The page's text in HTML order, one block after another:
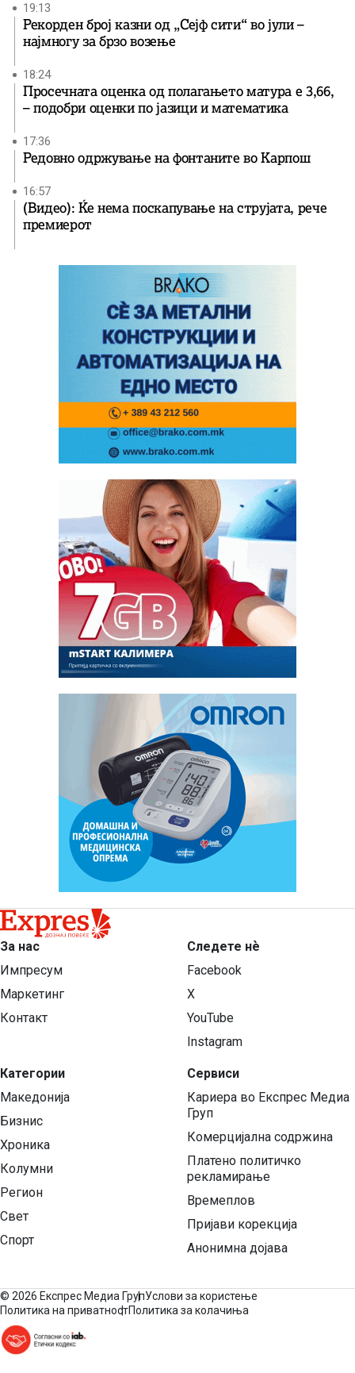
19:13
Рекорден број казни од „Сејф сити“ во јули –
најмногу за брзо возење
18:24
Просечната оценка од полагањето матура е 3,66,
– подобри оценки по јазици и математика
17:36
Редовно одржување на фонтаните во Карпош
16:57
(Видео): Ќе нема поскапување на струјата, рече
премиерот
За нас
Импресум
Маркетинг
Контакт
Категории
Македонија
Бизнис
Хроника
Колумни
Регион
Свет
Спорт
Следете нѐ
Facebook
X
YouTube
Instagram
Сервиси
Кариера во Експрес Медиа
Груп
Комерцијална содржина
Платено политичко
рекламирање
Времеплов
Пријави корекција
Анонимна дојава
© 2026 Експрес Медиа ГрупУслови за користење
Политика на приватностПолитика за колачиња